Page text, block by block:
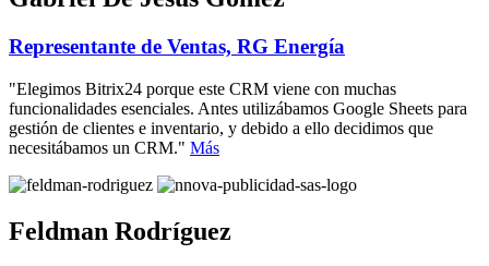
Representante de Ventas, RG Energía
"Elegimos Bitrix24 porque este CRM viene con muchas
funcionalidades esenciales. Antes utilizábamos Google Sheets para
gestión de clientes e inventario, y debido a ello decidimos que
necesitábamos un CRM." Más
Feldman Rodríguez